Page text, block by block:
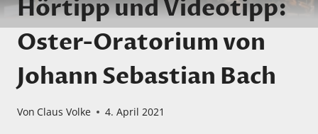
Hörtipp und Videotipp:
Oster-Oratorium von
Johann Sebastian Bach
Von Claus Volke 4. April 2021